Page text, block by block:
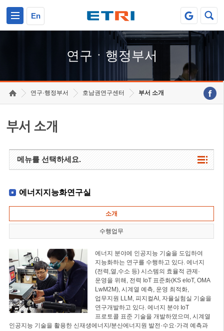
En
연구ㆍ행정부서
연구·행정부서 호남권연구센터 부서 소개
부서 소개
메뉴를 선택하세요.
에너지지능화연구실
소개
수행업무
에너지 분야에 인공지능 기술을 도입하여
지능화하는 연구를 수행하고 있다. 에너지
(전력,열,수소 등) 시스템의 효율적 관제·
운영을 위해, 전력 IoT 표준화(KS eIoT, OMA
LwM2M), 시계열 예측, 운영 최적화,
업무지원 LLM, 피지컬AI, 자율실험실 기술을
연구개발하고 있다. 에너지 분야 IoT
프로토콜 표준 기술을 개발하였으며, 시계열
인공지능 기술을 활용한 신재생에너지/분산에너지원 발전·수요·가격 예측과